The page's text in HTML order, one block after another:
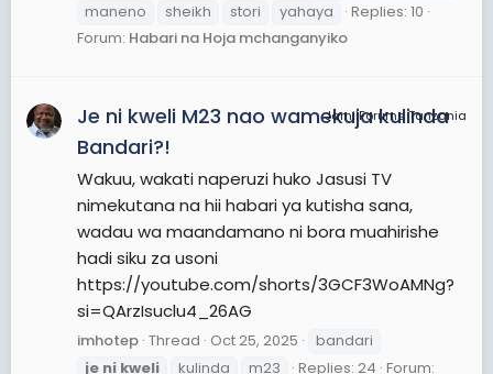
maneno
sheikh stori yahaya
Replies: 10
Forum: Habari na Hoja mchanganyiko
JamiiForums Tanzania
Je ni kweli M23 nao wamekuja kulinda
Bandari?!
Wakuu, wakati naperuzi huko Jasusi TV
nimekutana na hii habari ya kutisha sana,
wadau wa maandamano ni bora muahirishe
hadi siku za usoni
https://youtube.com/shorts/3GCF3WoAMNg?
si=QArzIsuclu4_26AG
imhotep Thread Oct 25, 2025
bandari
je ni kweli kulinda m23 Replies: 24 Forum: